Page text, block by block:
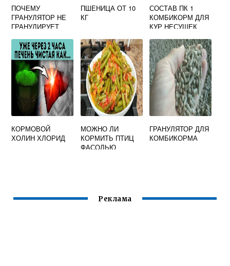
ПОЧЕМУ
ГРАНУЛЯТОР НЕ
ГРАНУЛИРУЕТ
ПШЕНИЦА ОТ 10
КГ
СОСТАВ ПК 1
КОМБИКОРМ ДЛЯ
КУР НЕСУШЕК
КОРМОВОЙ
ХОЛИН ХЛОРИД
МОЖНО ЛИ
КОРМИТЬ ПТИЦ
ФАСОЛЬЮ
ГРАНУЛЯТОР ДЛЯ
КОМБИКОРМА
Реклама